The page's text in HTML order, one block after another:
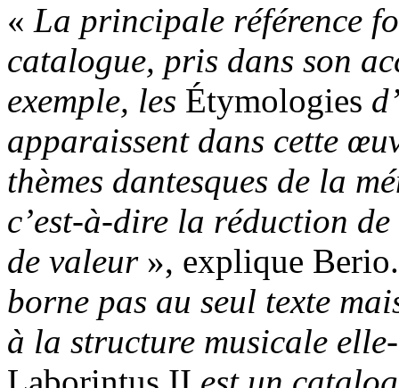
« La principale référence
catalogue, pris dans son
exemple, les Étymologies
apparaissent dans cette
thèmes dantesques de la
c’est-à-dire la réduction
de valeur», explique
borne pas au seul texte
à la structure musicale